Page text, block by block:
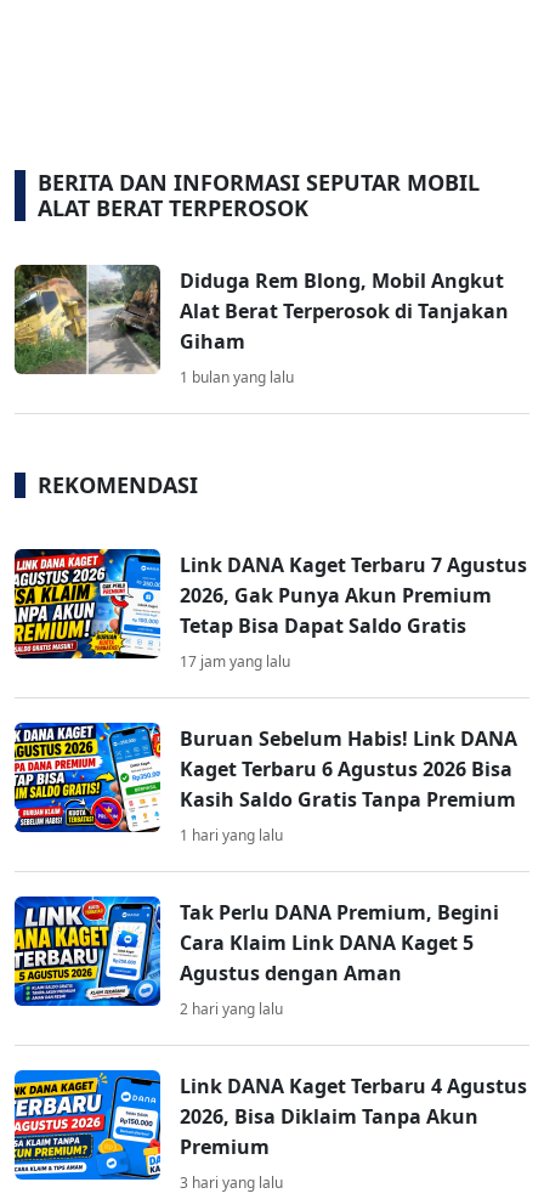
BERITA DAN INFORMASI SEPUTAR MOBIL
ALAT BERAT TERPEROSOK
Diduga Rem Blong, Mobil Angkut
Alat Berat Terperosok di Tanjakan
Giham
1 bulan yang lalu
REKOMENDASI
Link DANA Kaget Terbaru 7 Agustus
2026, Gak Punya Akun Premium
Tetap Bisa Dapat Saldo Gratis
17 jam yang lalu
Buruan Sebelum Habis! Link DANA
Kaget Terbaru 6 Agustus 2026 Bisa
Kasih Saldo Gratis Tanpa Premium
1 hari yang lalu
Tak Perlu DANA Premium, Begini
Cara Klaim Link DANA Kaget 5
Agustus dengan Aman
2 hari yang lalu
Link DANA Kaget Terbaru 4 Agustus
2026, Bisa Diklaim Tanpa Akun
Premium
3 hari yang lalu